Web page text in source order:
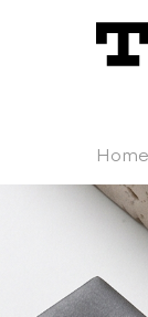
Home